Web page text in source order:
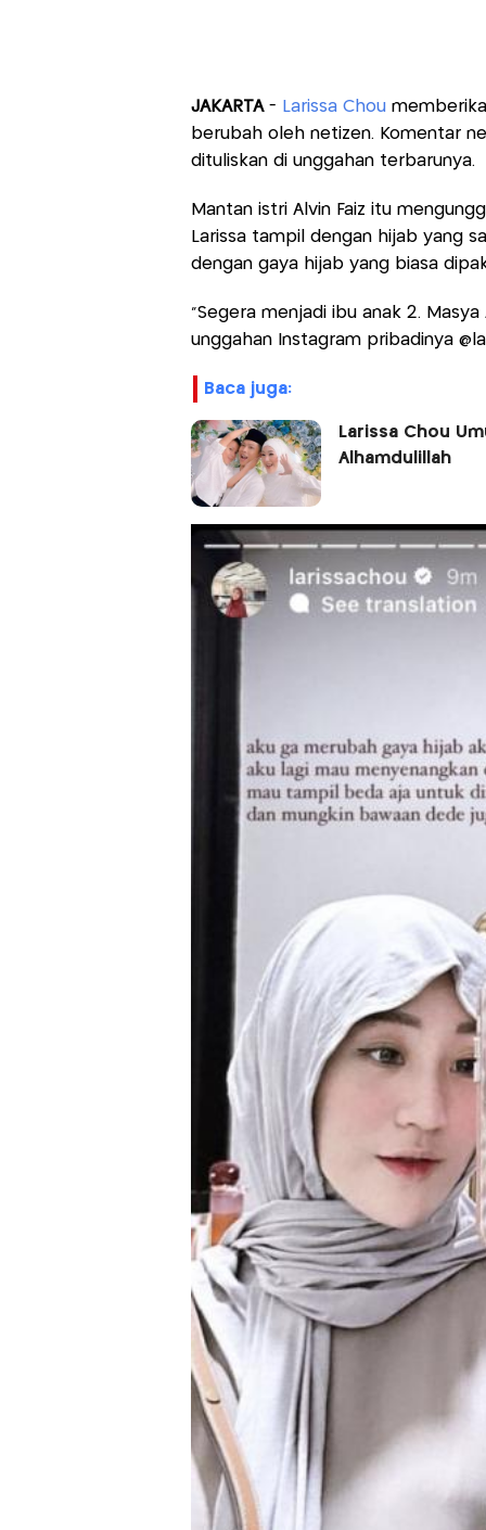
JAKARTA- Larissa Chou
berubah oleh netizen. Komentar
dituliskan di unggahan terbarunya.
Mantan istri Alvin Faiz itu
Larissa tampil dengan hijab yang
dengan gaya hijab yang biasa
"Segera menjadi ibu anak 2.
unggahan Instagram pribadinya
baca juga:
Larissa Chou
Alhamdulillah